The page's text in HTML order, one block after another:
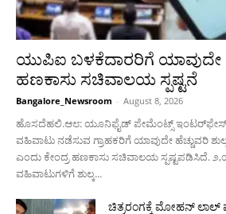
ಯುಪಿಐ ಬಳಕೆದಾರರಿಗೆ ಯಾವುದೇ
ಹಣಕಾಸು ಸಚಿವಾಲಯ ಸ್ಪಷ್ಟನೆ
Bangalore_Newsroom - August 8, 2026
ಹೊಸದೆಹಲಿ.ಆ೮: ಯೂನಿಫೈಡ್ ಪೇಮೆಂಟ್ಸ್
ವಹಿವಾಟು ನಡೆಸುವ ಗ್ರಾಹಕರಿಗೆ ಯಾವುದೇ ಹೆಚ್ಚುವರಿ
ಎಂದು ಕೇಂದ್ರ ಹಣಕಾಸು ಸಚಿವಾಲಯ ಸ್ಪಷ್ಟಪಡಿಸಿದೆ.
ವಹಿವಾಟುಗಳಿಗೆ ಶುಲ್ಕ...
ಚಿತ್ರರಂಗಕ್ಕೆ ಮೋಹನ್ ಲಾಲ್